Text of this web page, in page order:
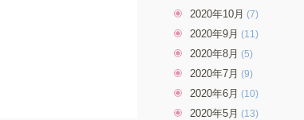
2020年10月 (7)
2020年9月 (11)
2020年8月 (5)
2020年7月 (9)
2020年6月 (10)
2020年5月 (13)